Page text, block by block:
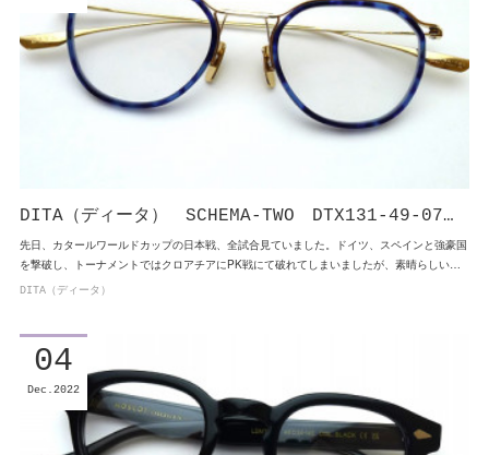
DITA（ディータ） SCHEMA-TWO DTX131-49-07…
先日、カタールワールドカップの日本戦、全試合見ていました。ドイツ、スペインと強豪国
を撃破し、トーナメントではクロアチアにPK戦にて破れてしまいましたが、素晴らしい…
DITA（ディータ）
04
Dec 2022